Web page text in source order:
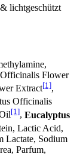
lichtgeschützt
Flower
Extract[1],
Officinalis
[1], Eucalyptus
Lactic Acid,
Lactate, Sodium
Parfum,